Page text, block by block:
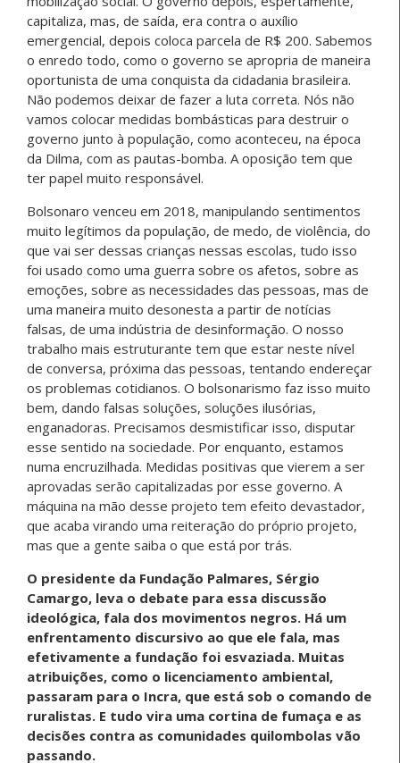
capitaliza, mas, de saída, era contra o auxílio
emergencial, depois coloca parcela de R$ 200. Sabemos
o enredo todo, como o governo se apropria de maneira
oportunista de uma conquista da cidadania brasileira.
Não podemos deixar de fazer a luta correta. Nós não
vamos colocar medidas bombásticas para destruir o
governo junto à população, como aconteceu, na época
da Dilma, com as pautas-bomba. A oposição tem que
ter papel muito responsável.
Bolsonaro venceu em 2018, manipulando sentimentos
muito legítimos da população, de medo, de violência, do
que vai ser dessas crianças nessas escolas, tudo isso
foi usado como uma guerra sobre os afetos, sobre as
emoções, sobre as necessidades das pessoas, mas de
uma maneira muito desonesta a partir de notícias
falsas, de uma indústria de desinformação. O nosso
trabalho mais estruturante tem que estar neste nível
de conversa, próxima das pessoas, tentando endereçar
os problemas cotidianos. O bolsonarismo faz isso muito
bem, dando falsas soluções, soluções ilusórias,
enganadoras. Precisamos desmistificar isso, disputar
esse sentido na sociedade. Por enquanto, estamos
numa encruzilhada. Medidas positivas que vierem a ser
aprovadas serão capitalizadas por esse governo. A
máquina na mão desse projeto tem efeito devastador,
que acaba virando uma reiteração do próprio projeto,
mas que a gente saiba o que está por trás.
O presidente da Fundação Palmares, Sérgio
Camargo, leva o debate para essa discussão
ideológica, fala dos movimentos negros. Há um
enfrentamento discursivo ao que ele fala, mas
efetivamente a fundação foi esvaziada. Muitas
atribuições, como o licenciamento ambiental,
passaram para o Incra, que está sob o comando de
ruralistas. E tudo vira uma cortina de fumaça e as
decisões contra as comunidades quilombolas vão
passando.